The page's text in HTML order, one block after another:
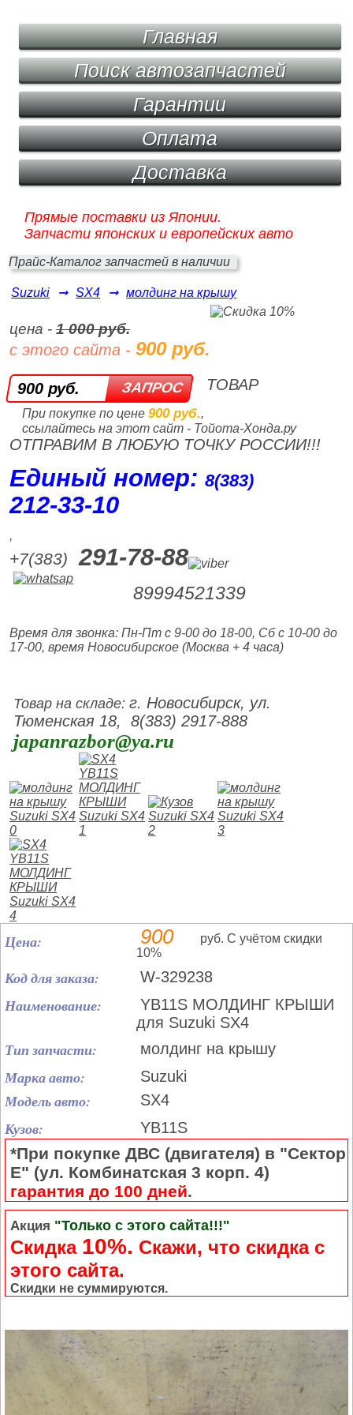
Главная
Поиск автозапчастей
Гарантии
Оплата
Доставка
Прямые поставки из Японии.
Запчасти японских и европейских авто
Прайс-Каталог запчастей в наличии
Suzuki ➞ SX4 ➞ молдинг на крышу
цена -1 000 руб.
с этого сайта -900 руб.
900 руб.
При покупке по цене 900 руб.,
ссылайтесь на этот сайт - Тойота-Хонда.ру
ТОВАР
ОТПРАВИМ В ЛЮБУЮ ТОЧКУ РОССИИ!!!
Единый номер:8(383)
212‑33‑10
,
+7(383) 291-78-88
89994521339
Время для звонка: Пн-Пт с 9-00 до 18-00, Сб с 10-00 до
17-00, время Новосибирское (Москва + 4 часа)
Товар на складе:г. Новосибирск, ул.
Тюменская 18, 8(383) 2917-888
japanrazbor@ya.ru
Цена: 900
руб. С учётом скидки
10%
Код для заказа: W-329238
Наименование:
YB11S МОЛДИНГ КРЫШИ
для Suzuki SX4
Тип запчасти: молдинг на крышу
Марка авто: Suzuki
Модель авто: SX4
Кузов: YB11S
*При покупке ДВС (двигателя) в "Сектор
Е" (ул. Комбинатская 3 корп. 4)
гарантия до 100 дней.
Акция "Только с этого сайта!!!"
Скидка 10%. Cкажи, что скидка с
этого сайта.
Скидки не суммируются.